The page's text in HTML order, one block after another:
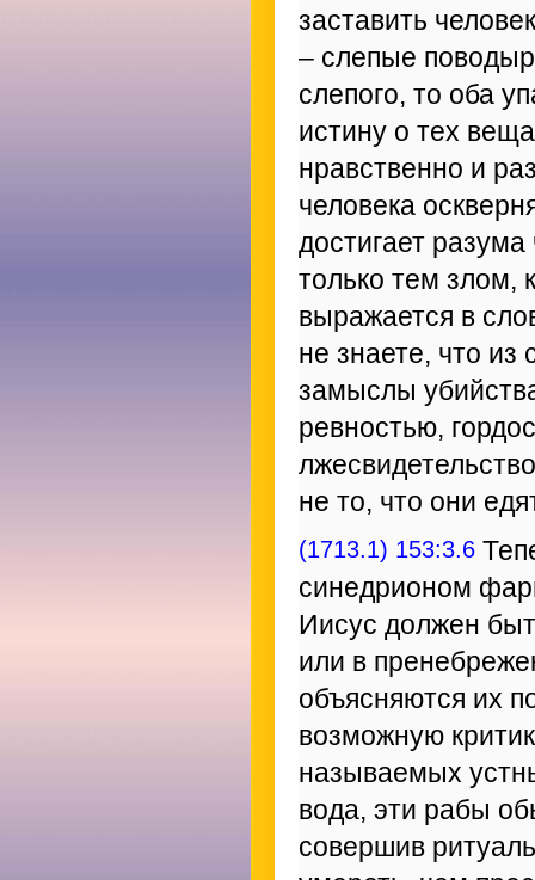
заставить
– слепые
слепого, то оба
истину о тех
нравственно и
человека
достигает
только тем злом,
выражается в
не знаете, что
замыслы
ревностью,
не то, что они
(1713.1) 153:3.6
синедрионом
Иисус должен
или в
объясняются их
возможную
называемых
вода, эти рабы
совершив